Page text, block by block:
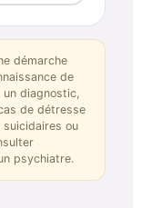
démarche
de
un diagnostic,
de détresse
ou
psychiatre.